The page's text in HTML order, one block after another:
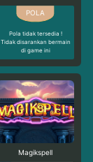
Pola tidak tersedia !
Tidak disarankan bermain
di game ini
Magikspell